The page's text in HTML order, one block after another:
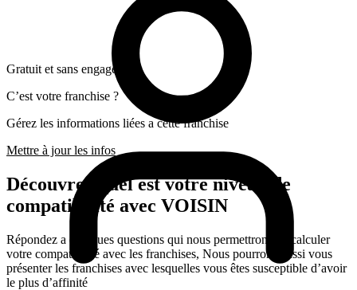
Gratuit et sans engagement
C’est votre franchise ?
Gérez les informations liées a cette franchise
Mettre à jour les infos
Découvrez quel est votre niveau de
compatibilité avec VOISIN
Répondez a quelques questions qui nous permettrons de calculer
votre compatibilité avec les franchises, Nous pourrons aussi vous
présenter les franchises avec lesquelles vous êtes susceptible d’avoir
le plus d’affinité